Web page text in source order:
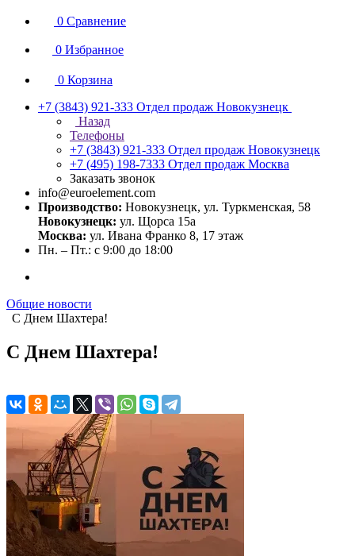
0 Сравнение
0 Избранное
0 Корзина
+7 (3843) 921-333 Отдел продаж Новокузнецк
Назад
Телефоны
+7 (3843) 921-333 Отдел продаж Новокузнецк
+7 (495) 198-7333 Отдел продаж Москва
Заказать звонок
info@euroelement.com
Производство: Новокузнецк, ул. Туркменская, 58
Новокузнецк: ул. Щорса 15а
Москва: ул. Ивана Франко 8, 17 этаж
Пн. – Пт.: с 9:00 до 18:00
Общие новости
С Днем Шахтера!
С Днем Шахтера!